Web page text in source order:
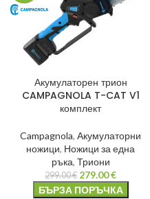
Акумулаторен трион
CAMPAGNOLA T-CAT V1
комплект
Campagnola, Акумулаторни
ножици, Ножици за една
ръка, Триони
299.00€ 279.00€
БЪРЗА ПОРЪЧКА